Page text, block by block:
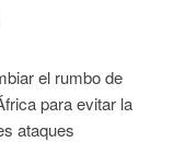
el rumbo de
para evitar la
ataques